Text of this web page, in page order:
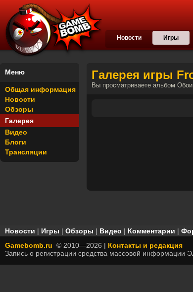
Новости Игры
Меню
Общая информация
Новости
Обзоры
Галерея
Видео
Блоги
Трансляции
Галерея игры
Вы просматриваете альбом
Новости | Игры | Обзоры | Видео | Комментарии |
Gamebomb.ru © 2010—2026 | Контакты и редакция
Запись о регистрации средства массовой